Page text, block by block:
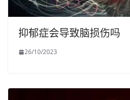
抑郁症会导致脑损伤吗
26/10/2023